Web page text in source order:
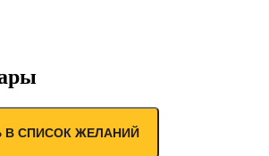
В СПИСОК ЖЕЛАНИЙ